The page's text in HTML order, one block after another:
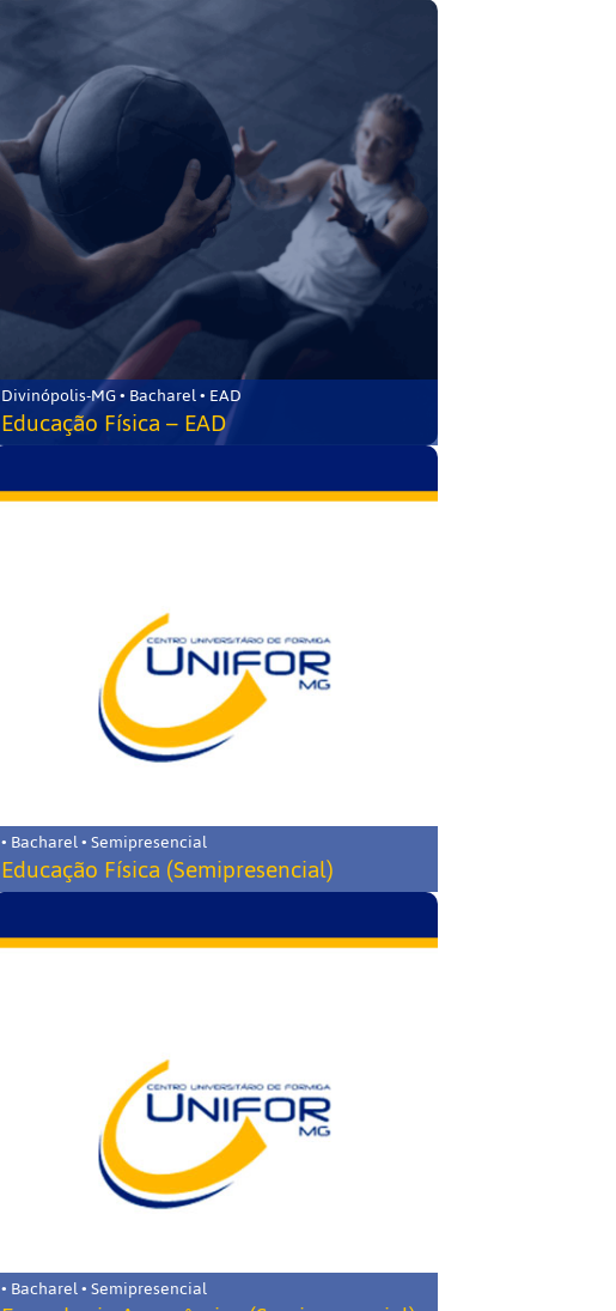
Divinópolis-MG • Bacharel • EAD
Educação Física – EAD
• Bacharel • Semipresencial
Educação Física (Semipresencial)
• Bacharel • Semipresencial